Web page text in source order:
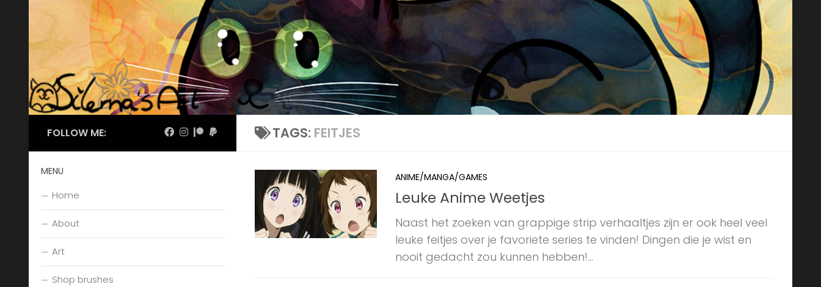
Skip to content
TAGS: FEITJES
ANIME/MANGA/GAMES
Leuke Anime Weetjes
Naast het zoeken van grappige strip verhaaltjes zijn er ook heel veel
leuke feitjes over je favoriete series te vinden! Dingen die je wist en
nooit gedacht zou kunnen hebben!...
FOLLOW ME:
MENU
Home
About
Art
Shop brushes